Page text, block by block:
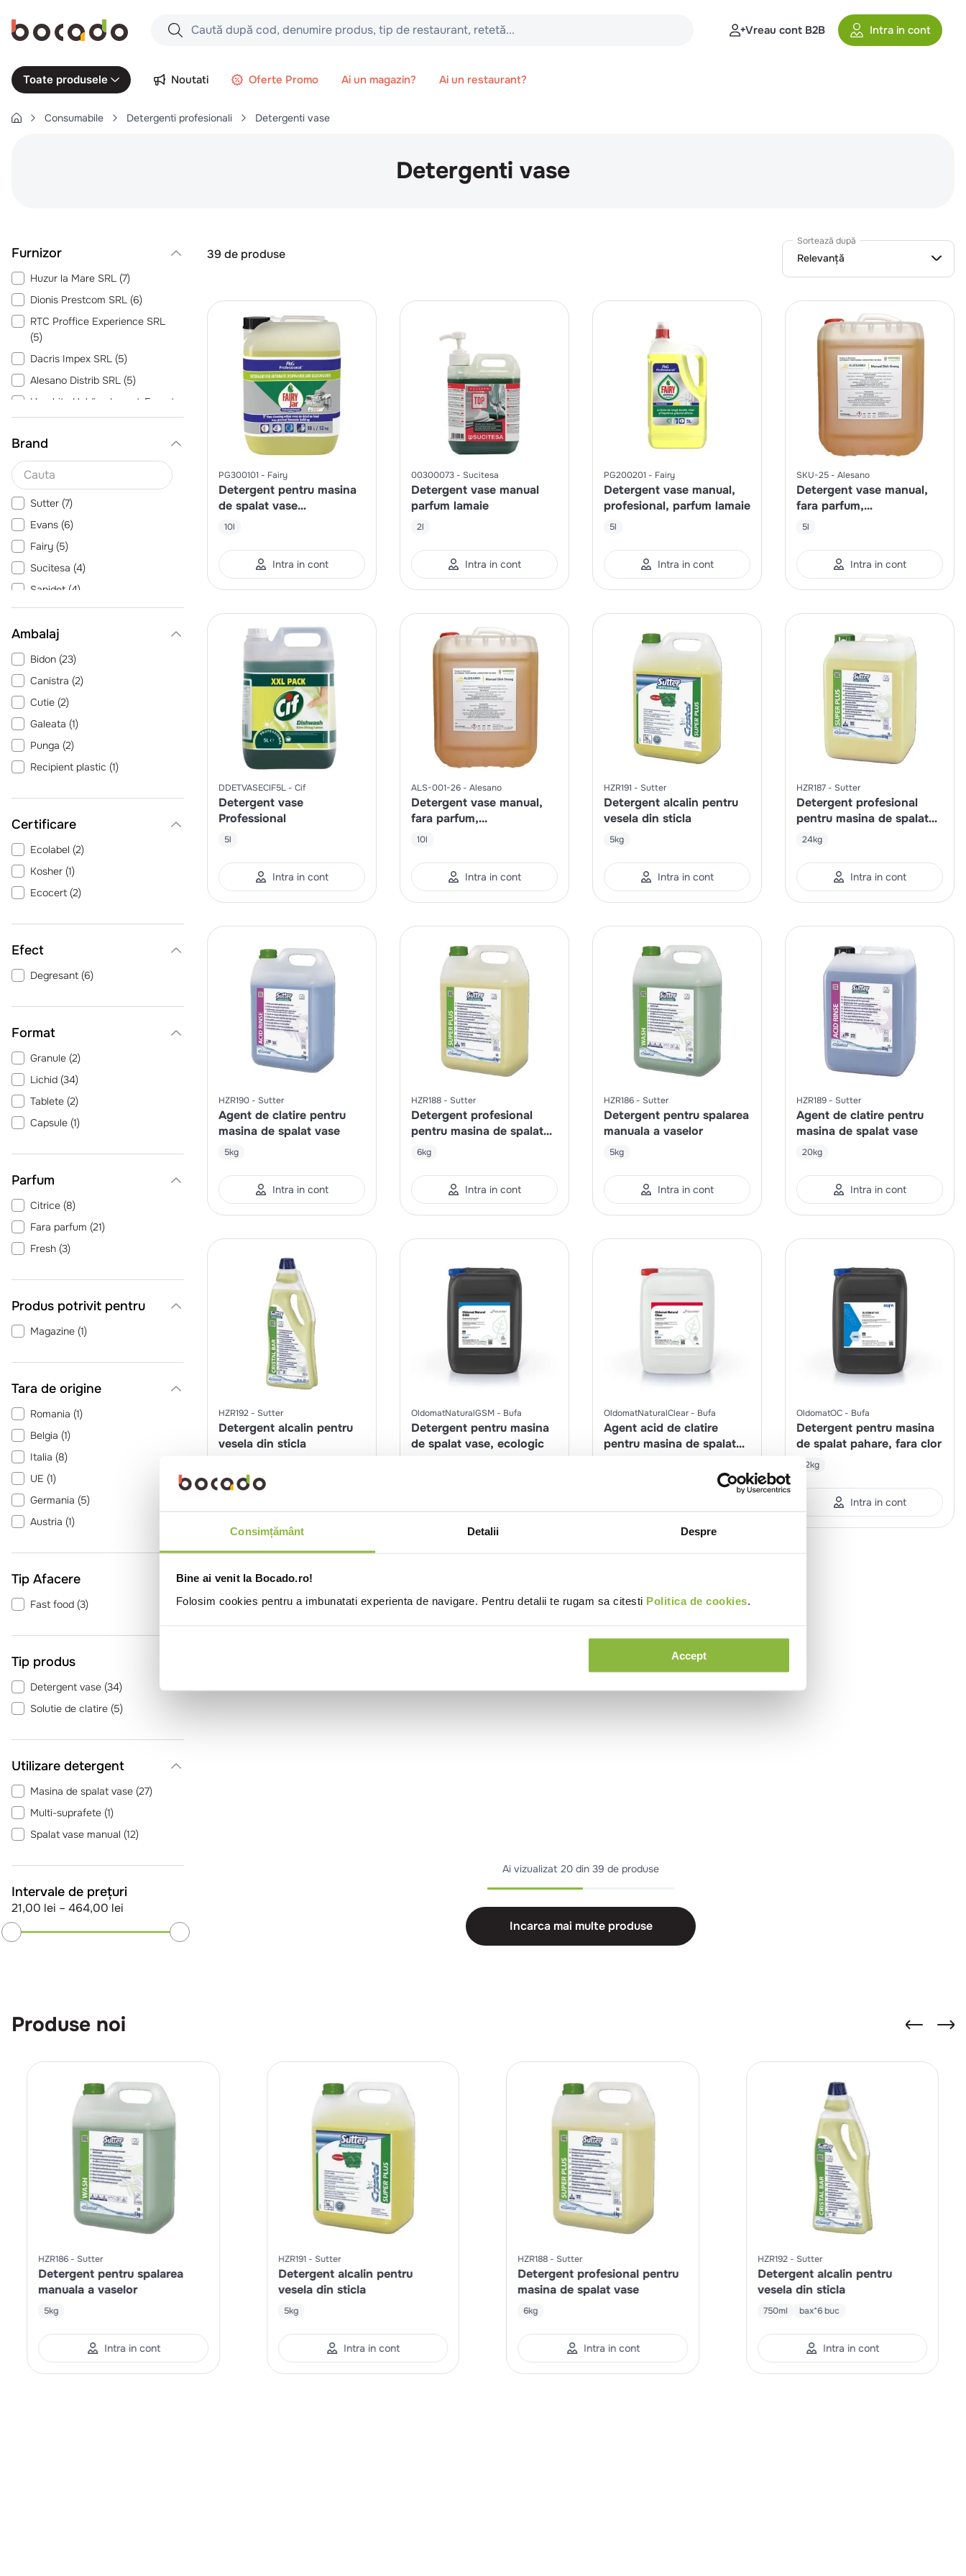
Consimțământ Detalii Despre
Bine ai venit la Bocado.ro!
Folosim cookies pentru a imbunatati experienta de navigare. Pentru detalii te rugam sa citesti Politica de cookies.
Accept
Caută după cod, denumire produs, tip de restaurant, retetă...
Căutări populare
pizza
Vreau cont B2B Intra in cont
Toate produsele Noutati Oferte Promo Ai un magazin? Ai un restaurant?
Consumabile Detergenti profesionali Detergenti vase
Detergenti vase
Huzur la Mare SRL (7)
Dionis Prestcom SRL (6)
RTC Proffice Experience SRL
(5)
Dacris Impex SRL (5)
Alesano Distrib SRL (5)
Harghita Holding Import-Export
SRL (4)
Romfracht SRL
Line Group SRL (3)
Brand
Sutter (7)
Evans (6)
Fairy (5)
Sucitesa (4)
Sanidet (4)
Realco (3)
Bufa (3
Cif (2
Alesano 2)
SUN
1)
Vezi încă 2
Ambalaj
Bidon (23)
Canistra (2)
Cutie (2)
Galeata (1)
Punga (2)
Recipient plastic (1)
Certificare
Ecolabel (2)
Kosher (1)
Ecocert (2)
Efect
Degresant (6)
Format
Granule (2)
Lichid (34)
Tablete (2)
Capsule (1)
Parfum
Citrice (8)
Fara parfum (21)
Fresh (3)
Produs potrivit pentru
Magazine (1)
Tara de origine
Romania (1)
Belgia (1)
Italia (8)
UE (1)
Germania (5)
Austria (1)
Tip Afacere
Fast food (3)
Tip produs
Detergent vase (34)
Solutie de clatire (5)
Utilizare detergent
Masina de spalat vase (27)
Multi-suprafete (1)
Spalat vase manual (12)
Intervale de prețuri
21,00 lei – 464,00 lei
39 de produse
Sortează după
Relevanță
PG300101 Fairy
Detergent pentru masina
de spalat vase
profesionala
10l
Intra in cont
00300073 Sucitesa
Detergent vase manual
parfum lamaie
2l
Intra in cont
PG200201 Fairy
Detergent vase manual,
profesional, parfum lamaie
5l
Intra in cont
SKU-25 Alesano
Detergent vase manual,
fara parfum,
superconcentrat
5l
Intra in cont
DDETVASECIF5L Cif
Detergent vase
Professional
5l
Intra in cont
ALS-001-26 Alesano
Detergent vase manual,
fara parfum,
superconcentrat
10l
Intra in cont
HZR191 Sutter
Detergent alcalin pentru
vesela din sticla
5kg
Intra in cont
HZR187 Sutter
Detergent profesional
pentru masina de spalat
vase
24kg
Intra in cont
HZR190 Sutter
Agent de clatire pentru
masina de spalat vase
5kg
Intra in cont
HZR188 Sutter
Detergent profesional
pentru masina de spalat
vase
6kg
Intra in cont
HZR186 Sutter
Detergent pentru spalarea
manuala a vaselor
5kg
Intra in cont
HZR189 Sutter
Agent de clatire pentru
masina de spalat vase
20kg
Intra in cont
HZR192 Sutter
Detergent alcalin pentru
vesela din sticla
OldomatNaturalGSM Bufa
Detergent pentru masina
de spalat vase, ecologic
OldomatNaturalClear Bufa
Agent acid de clatire
pentru masina de spalat
OldomatOC Bufa
Detergent pentru masina
de spalat pahare, fara clor
12kg
Intra in cont
Ai vizualizat 20 din 39 de produse
Incarca mai multe produse
Produse noi
HZR186 Sutter
Detergent pentru spalarea
manuala a vaselor
5kg
Intra in cont
HZR191 Sutter
Detergent alcalin pentru
vesela din sticla
5kg
Intra in cont
HZR188 Sutter
Detergent profesional pentru
masina de spalat vase
6kg
Intra in cont
HZR192 Sutter
Detergent alcalin pentru
vesela din sticla
750ml bax*6 buc
Intra in cont